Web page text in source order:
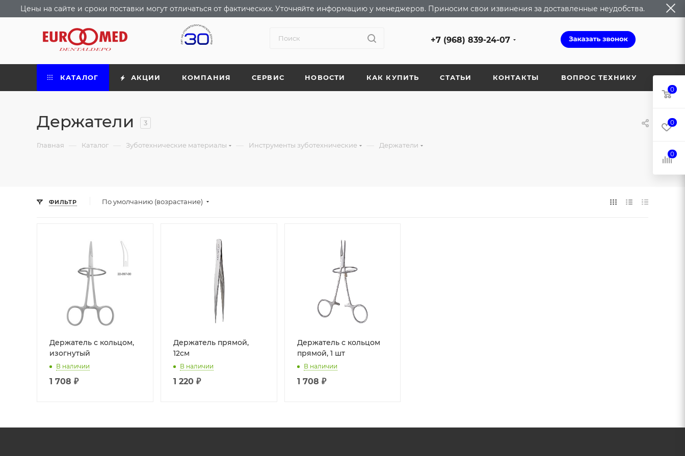
Цены на сайте и сроки поставки могут отличаться от фактических. Уточняйте информацию у менеджеров. Приносим свои извинения за доставленные неудобства.
+7 (968) 839-24-07
КАТАЛОГ АКЦИИ КОМПАНИЯ СЕРВИС НОВОСТИ КАК КУПИТЬ СТАТЬИ КОНТАКТЫ ВОПРОС ТЕХНИКУ
Держатели 3
Главная — Каталог — Зуботехнические материалы — Инструменты зуботехнические — Держатели
ФИЛЬТР По умолчанию (возрастание)
Держатель с кольцом,
изогнутый
В наличии
1 708 ₽
Держатель прямой,
12см
В наличии
1 220₽
Держатель с кольцом
прямой, 1 шт
В наличии
1 708 ₽
0
0
0